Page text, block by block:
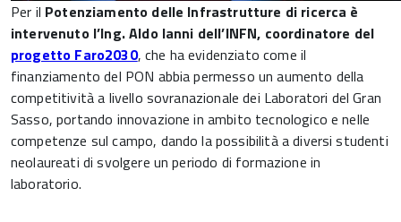
Per il Potenziamento delle Infrastrutture di ricerca è
intervenuto l’Ing. Aldo Ianni dell’INFN, coordinatore del
progetto Faro2030, che ha evidenziato come il
finanziamento del PON abbia permesso un aumento della
competitività a livello sovranazionale dei Laboratori del Gran
Sasso, portando innovazione in ambito tecnologico e nelle
competenze sul campo, dando la possibilità a diversi studenti
neolaureati di svolgere un periodo di formazione in
laboratorio.